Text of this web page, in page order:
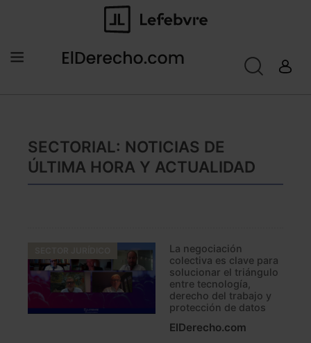
SECTORIAL: NOTICIAS DE
ÚLTIMA HORA Y ACTUALIDAD
La negociación
colectiva es clave para
solucionar el triángulo
entre tecnología,
derecho del trabajo y
protección de datos
ElDerecho.com